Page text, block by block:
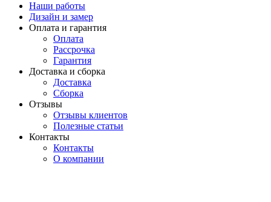
Наши работы
Дизайн и замер
Оплата и гарантия
Оплата
Рассрочка
Гарантия
Доставка и сборка
Доставка
Сборка
Отзывы
Отзывы клиентов
Полезные статьи
Контакты
Контакты
О компании